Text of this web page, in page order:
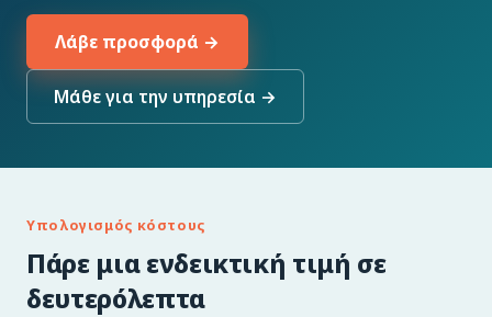
Λάβε προσφορά →
Μάθε για την υπηρεσία →
Υπολογισμός κόστους
Πάρε μια ενδεικτική τιμή σε
δευτερόλεπτα